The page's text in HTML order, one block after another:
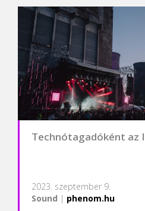
Technótagadóként az
2023. szeptember 9.
Sound | phenom.hu